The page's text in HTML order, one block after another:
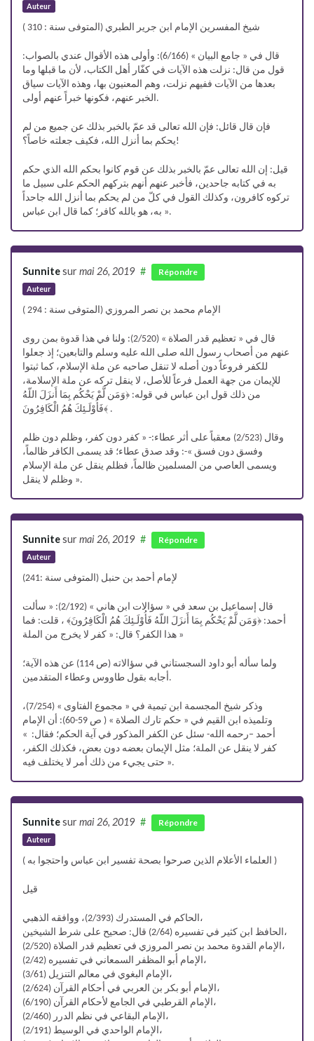
Auteur
شيخ المفسرين الإمام ابن جرير الطبري (المتوفى سنة : 310 )
قال في « جامع البيان » (6/166): وأولى هذه الأقوال عندي بالصواب:
قول من قال: نزلت هذه الآيات في كفّار أهل الكتاب، لأن ما قبلها وما
بعدها من الآيات ففيهم نزلت، وهم المعنيون بها، وهذه الآيات سياق
الخبر عنهم، فكونها خبراً عنهم أولى.
فإن قال قائل: فإن الله تعالى قد عمّ بالخبر بذلك عن جميع من لم
يحكم بما أنزل الله، فكيف جعلته خاصاً؟!
قيل: إن الله تعالى عمّ بالخبر بذلك عن قوم كانوا بحكم الله الذي حكم
به في كتابه جاحدين، فأخبر عنهم أنهم بتركهم الحكم على سبيل ما
تركوه كافرون، وكذلك القول في كلّ من لم يحكم بما أنزل الله جاحداً
به، هو بالله كافر؛ كما قال ابن عباس ».
Sunnitesur mai 26, 2019
Auteur
# Répondre
الإمام محمد بن نصر المروزي (المتوفى سنة : 294 )
قال في « تعظيم قدر الصلاة » (2/520): ولنا في هذا قدوة بمن روى
عنهم من أصحاب رسول الله صلى الله عليه وسلم والتابعين؛ إذ جعلوا
للكفر فروعاً دون أصله لا تنقل صاحبه عن ملة الإسلام، كما ثبتوا
للإيمان من جهة العمل فرعاً للأصل، لا ينقل تركه عن ملة الإسلامة،
من ذلك قول ابن عباس في قوله: ﴿وَمَن لَّمْ يَحْكُم بِمَا أَنزَلَ اللّهُ
فَأُوْلَـئِكَ هُمُ الْكَافِرُونَ﴾ .
وقال (2/523) معقباً على أثر عطاء:- « كفر دون كفر، وظلم دون ظلم
وفسق دون فسق »-: وقد صدق عطاء؛ قد يسمى الكافر ظالماً،
ويسمى العاصي من المسلمين ظالماً، فظلم ينقل عن ملة الإسلام
وظلم لا ينقل ».
Sunnitesur mai 26, 2019
Auteur
# Répondre
لإمام أحمد بن حنبل (المتوفى سنة :241)
قال إسماعيل بن سعد في « سؤالات ابن هاني » (2/192): « سألت
أحمد: ﴿وَمَن لَّمْ يَحْكُم بِمَا أَنزَلَ اللّهُ فَأُوْلَـئِكَ هُمُ الْكَافِرُونَ﴾ ، قلت: فما
هذا الكفر؟ قال: « كفر لا يخرج من الملة »
ولما سأله أبو داود السجستاني في سؤالاته (ص 114) عن هذه الآية؛
أجابه بقول طاووس وعطاء المتقدمين.
وذكر شيخ المجسمة ابن تيمية في « مجموع الفتاوى » (7/254)،
وتلميذه ابن القيم في « حكم تارك الصلاة » ( ص 59-60): أن الإمام
أحمد –رحمه الله- سئل عن الكفر المذكور في آية الحكم؛ فقال: »
كفر لا ينقل عن الملة؛ مثل الإيمان بعضه دون بعض، فكذلك الكفر،
حتى يجيء من ذلك أمر لا يختلف فيه ».
Sunnitesur mai 26, 2019
Auteur
# Répondre
( العلماء الأعلام الذين صرحوا بصحة تفسير ابن عباس واحتجوا به )
قيل
الحاكم في المستدرك (2/393)، ووافقه الذهبي،
الحافظ ابن كثير في تفسيره (2/64) قال: صحيح على شرط الشيخين،
الإمام القدوة محمد بن نصر المروزي في تعظيم قدر الصلاة (2/520)،
الإمام أبو المظفر السمعاني في تفسيره (2/42)،
الإمام البغوي في معالم التنزيل (3/61)،
الإمام أبو بكر بن العربي في أحكام القرآن (2/624)،
الإمام القرطبي في الجامع لأحكام القرآن (6/190)،
الإمام البقاعي في نظم الدرر (2/460)،
الإمام الواحدي في الوسيط (2/191)،